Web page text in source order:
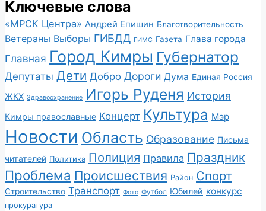
Ключевые слова
«МРСК Центра» Андрей Епишин Благотворительность
Ветераны Выборы ГИБДД ГИМС Газета Глава города
Главная Город Кимры Губернатор
Депутаты Дети Добро Дороги Дума Единая Россия
ЖКХ Здравоохранение Игорь Руденя История
Кимры православные Концерт Культура Мэр
Новости Область Образование Письма
читателей Политика Полиция Правила Праздник
Проблема Происшествия Район Спорт
Строительство Транспорт Фото Футбол Юбилей конкурс
прокуратура